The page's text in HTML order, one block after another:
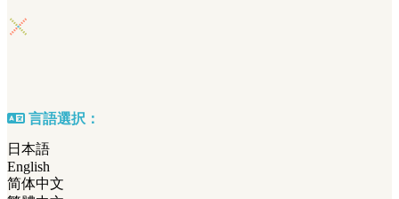
言語選択：
日本語
English
简体中文